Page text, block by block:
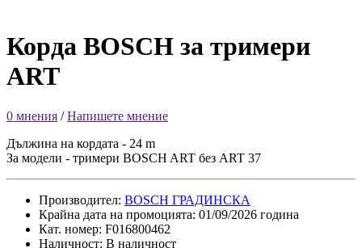
Корда BOSCH за тримери
ART
0 мнения /Напишете мнение
Дължина на кордата - 24 m
За модели - тримери BOSCH ART без ART 37
Производител: BOSCH ГРАДИНСКА
Крайна дата на промоцията: 01/09/2026 година
Кат. номер: F016800462
Наличност: В наличност